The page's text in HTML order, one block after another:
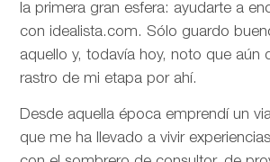
la primera gran esfera: ayudarte a
con idealista.com. Sólo guardo
aquello y, todavía hoy, noto que aún
rastro de mi etapa por ahí.
Desde aquella época emprendí un
que me ha llevado a vivir